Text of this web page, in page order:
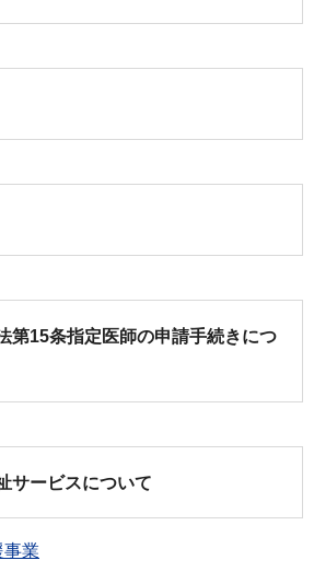
第15条指定医師の申請手続きにつ
サービスについて
事業